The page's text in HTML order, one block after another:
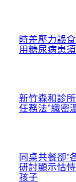
時差壓力誤
用糖尿病患
新竹森和診
任務法”織密
同桌共餐卻“
研討顯示怙
孩子